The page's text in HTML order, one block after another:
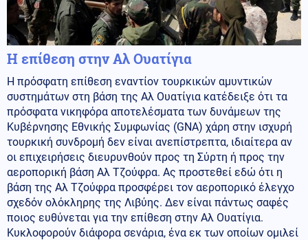
Η επίθεση στην Αλ Ουατίγια
Η πρόσφατη επίθεση εναντίον τουρκικών αμυντικών
συστημάτων στη βάση της Αλ Ουατίγια κατέδειξε ότι τα
πρόσφατα νικηφόρα αποτελέσματα των δυνάμεων της
Κυβέρνησης Εθνικής Συμφωνίας (GNA) χάρη στην ισχυρή
τουρκική συνδρομή δεν είναι ανεπίστρεπτα, ιδιαίτερα αν
οι επιχειρήσεις διευρυνθούν προς τη Σύρτη ή προς την
αεροπορική βάση Αλ Τζούφρα. Ας προστεθεί εδώ ότι η
βάση της Αλ Τζούφρα προσφέρει τον αεροπορικό έλεγχο
σχεδόν ολόκληρης της Λιβύης. Δεν είναι πάντως σαφές
ποιος ευθύνεται για την επίθεση στην Αλ Ουατίγια.
Κυκλοφορούν διάφορα σενάρια, ένα εκ των οποίων ομιλεί